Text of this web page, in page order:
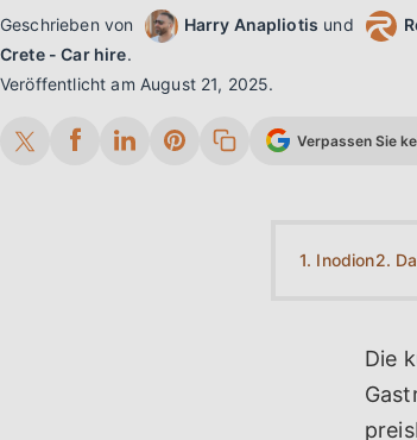
Geschrieben von Harry Anapliotis und
Crete - Car hire.
Veröffentlicht am August 21, 2025.
Verpassen Sie
1. Inodion2.
Die